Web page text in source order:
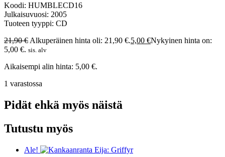
Koodi: HUMBLECD16
Julkaisuvuosi: 2005
Tuoteen tyyppi: CD
21,90€ Alkuperäinen hinta oli: 21,90 €.5,00 €Nykyinen hinta on:
5,00 €. sis. alv
Aikaisempi alin hinta: 5,00 €.
1 varastossa
Pidät ehkä myös näistä
Tutustu myös
Ale!